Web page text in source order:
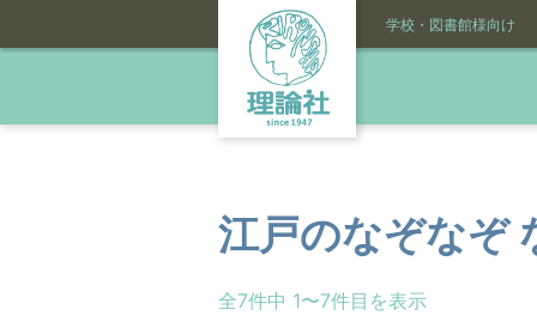
学校・図書館様向け
江戸のなぞなぞ
全7件中 1〜7件目を表示